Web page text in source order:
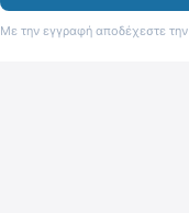
Με την εγγραφή αποδέχεστε την